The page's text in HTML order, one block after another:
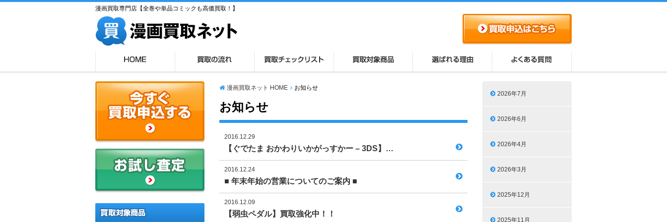
漫画買取専門店【全巻や単品コミックも高価買取！】
漫画買取ネット HOME お知らせ
お知らせ
2016.12.29
【ぐでたま おかわりいかがっすかー – 3DS】…
2016.12.24
■ 年末年始の営業についてのご案内 ■
2016.12.09
【弱虫ペダル】買取強化中！！
2026年7月
2026年6月
2026年4月
2026年3月
2025年12月
2025年11月